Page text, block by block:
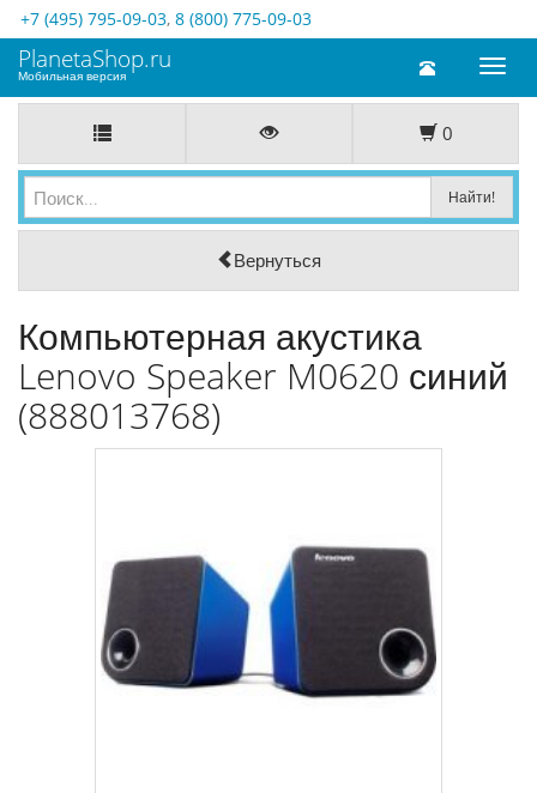
+7 (495) 795-09-03, 8 (800) 775-09-03
Toggle
PlanetaShop.ru
Мобильная версия
0
Вернуться
Компьютерная акустика
Lenovo Speaker M0620 синий
(888013768)